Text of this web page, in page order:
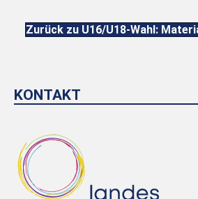
Zurück zu U16/U18-Wahl:
KONTAKT